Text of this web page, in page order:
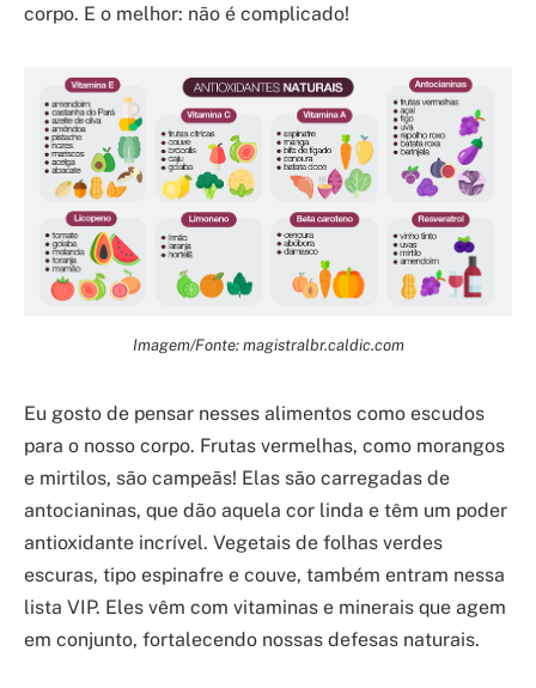
corpo. E o melhor: não é complicado!
Imagem/Fonte: magistralbr.caldic.com
Eu gosto de pensar nesses alimentos como escudos
para o nosso corpo. Frutas vermelhas, como morangos
e mirtilos, são campeãs! Elas são carregadas de
antocianinas, que dão aquela cor linda e têm um poder
antioxidante incrível. Vegetais de folhas verdes
escuras, tipo espinafre e couve, também entram nessa
lista VIP. Eles vêm com vitaminas e minerais que agem
em conjunto, fortalecendo nossas defesas naturais.